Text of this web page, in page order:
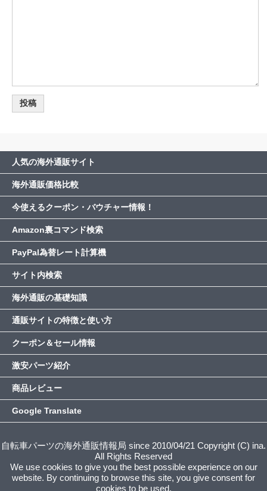
人気の海外通販サイト
海外通販価格比較
今使えるクーポン・バウチャー情報！
Amazon裏コマンド検索
PayPal為替レート計算機
サイト内検索
海外通販の基礎知識
通販サイトの特徴と使い方
クーポン＆セール情報
激安パーツ紹介
商品レビュー
Google Translate
自転車パーツの海外通販情報局 since 2010/04/21 Copyright (C) ina.
All Rights Reserved
We use cookies to give you the best possible experience on our
website. By continuing to browse this site, you give consent for
cookies to be used.